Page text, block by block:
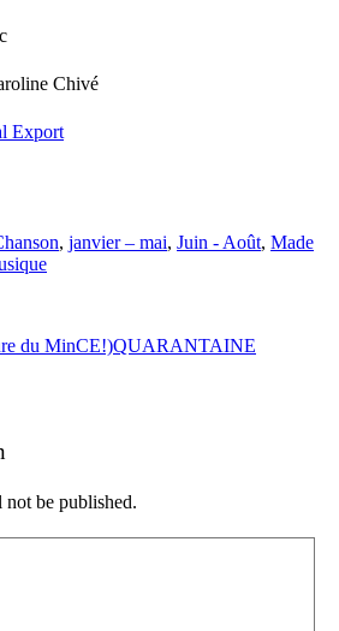
Chivé
Export
, janvier – mai, Juin - Août, Made
du MinCE!)QUARANTAINE
be published.